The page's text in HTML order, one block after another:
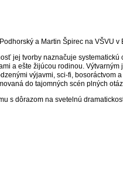
a Martin Špirec na VŠVU v
jej tvorby naznačuje
a ešte žijúcou rodinou.
výjavmi, sci-fi, bosoráctvom
do tajomných scén plných
dôrazom na svetelnú